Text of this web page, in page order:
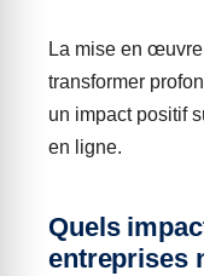
La mise en
transformer
un impact positif
en ligne.
Quels
entreprises